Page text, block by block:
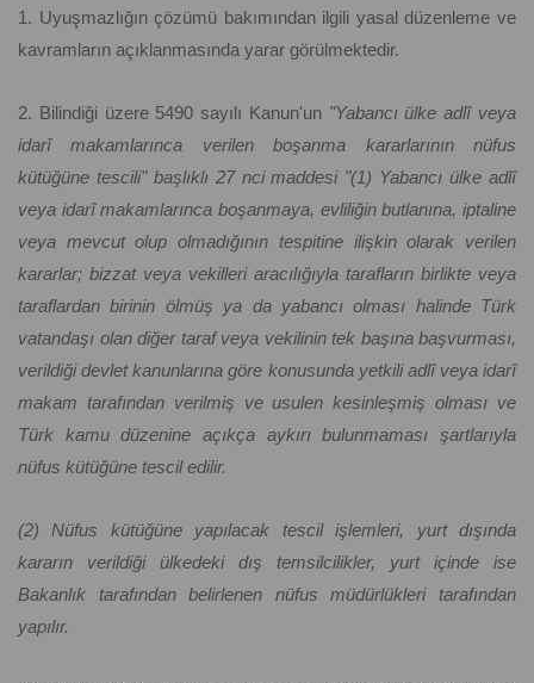
1. Uyuşmazlığın çözümü bakımından ilgili yasal düzenleme ve
kavramların açıklanmasında yarar görülmektedir.
2. Bilindiği üzere 5490 sayılı Kanun'un "Yabancı ülke adlî veya
idarî makamlarınca verilen boşanma kararlarının nüfus
kütüğüne tescili" başlıklı 27 nci maddesi "(1) Yabancı ülke adlî
veya idarî makamlarınca boşanmaya, evliliğin butlanına, iptaline
veya mevcut olup olmadığının tespitine ilişkin olarak verilen
kararlar; bizzat veya vekilleri aracılığıyla tarafların birlikte veya
taraflardan birinin ölmüş ya da yabancı olması halinde Türk
vatandaşı olan diğer taraf veya vekilinin tek başına başvurması,
verildiği devlet kanunlarına göre konusunda yetkili adlî veya idarî
makam tarafından verilmiş ve usulen kesinleşmiş olması ve
Türk kamu düzenine açıkça aykırı bulunmaması şartlarıyla
nüfus kütüğüne tescil edilir.
(2) Nüfus kütüğüne yapılacak tescil işlemleri, yurt dışında
kararın verildiği ülkedeki dış temsilcilikler, yurt içinde ise
Bakanlık tarafından belirlenen nüfus müdürlükleri tarafından
yapılır.